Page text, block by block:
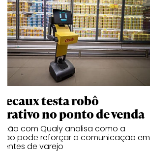
testa robô
no ponto de venda
com Qualy analisa como a
pode reforçar a comunicação em
de varejo